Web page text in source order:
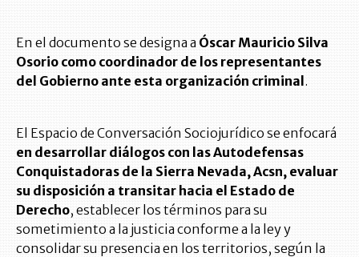
En el documento se designa a Óscar Mauricio Silva
Osorio como coordinador de los representantes
del Gobierno ante esta organización criminal .
El Espacio de Conversación Sociojurídico se enfocará
en desarrollar diálogos con las Autodefensas
Conquistadoras de la Sierra Nevada, Acsn, evaluar
su disposición a transitar hacia el Estado de
Derecho, establecer los términos para su
sometimiento a la justicia conforme a la ley y
consolidar su presencia en los territorios, según la